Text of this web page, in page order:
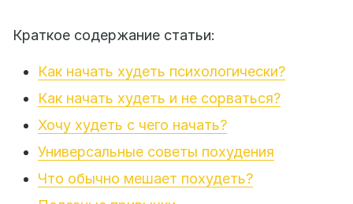
Краткое содержание статьи:
Как начать худеть психологически?
Как начать худеть и не сорваться?
Хочу худеть с чего начать?
Универсальные советы похудения
Что обычно мешает похудеть?